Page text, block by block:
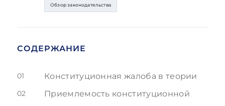
Обзор законодательства
СОДЕРЖАНИЕ
01 Конституционная жалоба в теории
02
Приемлемость конституционной